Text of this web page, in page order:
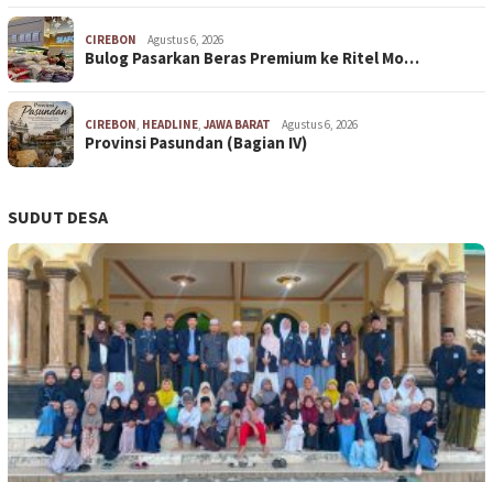
CIREBON Agustus 6, 2026
Bulog Pasarkan Beras Premium ke Ritel Mo…
CIREBON, HEADLINE, JAWA BARAT Agustus 6, 2026
Provinsi Pasundan (Bagian IV)
SUDUT DESA